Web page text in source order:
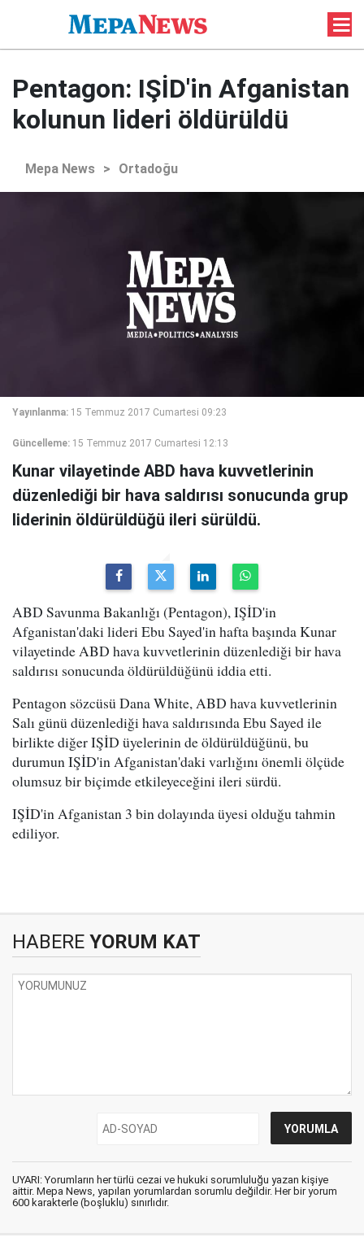
Pentagon: IŞİD'in Afganistan
kolunun lideri öldürüldü
Mepa News > Ortadoğu
Yayınlanma: 15 Temmuz 2017 Cumartesi 09:23
Güncelleme: 15 Temmuz 2017 Cumartesi 12:13
Kunar vilayetinde ABD hava kuvvetlerinin
düzenlediği bir hava saldırısı sonucunda grup
liderinin öldürüldüğü ileri sürüldü.
ABD Savunma Bakanlığı (Pentagon), IŞİD'in
Afganistan'daki lideri Ebu Sayed'in hafta başında Kunar
vilayetinde ABD hava kuvvetlerinin düzenlediği bir hava
saldırısı sonucunda öldürüldüğünü iddia etti.
Pentagon sözcüsü Dana White, ABD hava kuvvetlerinin
Salı günü düzenlediği hava saldırısında Ebu Sayed ile
birlikte diğer IŞİD üyelerinin de öldürüldüğünü, bu
durumun IŞİD'in Afganistan'daki varlığını önemli ölçüde
olumsuz bir biçimde etkileyeceğini ileri sürdü.
IŞİD'in Afganistan 3 bin dolayında üyesi olduğu tahmin
ediliyor.
HABERE YORUM KAT
UYARI: Yorumların her türlü cezai ve hukuki sorumluluğu yazan kişiye
aittir. Mepa News, yapılan yorumlardan sorumlu değildir. Her bir yorum
600 karakterle (boşluklu) sınırlıdır.